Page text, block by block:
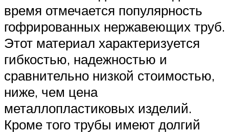
время отмечается популярность
гофрированных нержавеющих труб.
Этот материал характеризуется
гибкостью, надежностью и
сравнительно низкой стоимостью,
ниже, чем цена
металлопластиковых изделий.
Кроме того трубы имеют долгий